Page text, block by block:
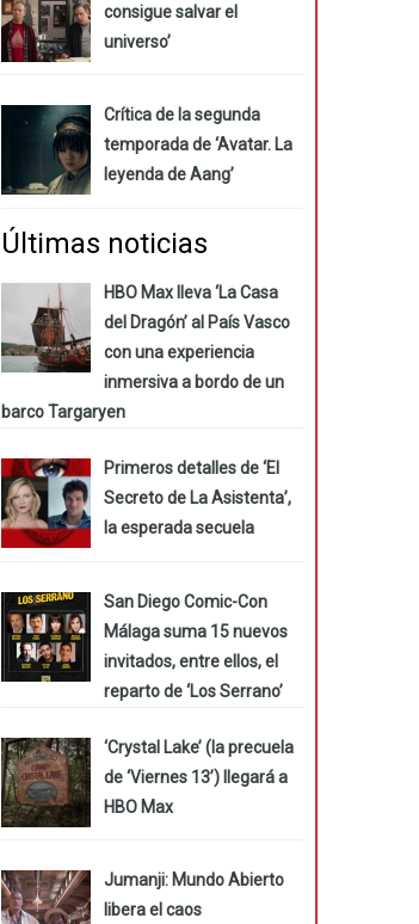
consigue salvar el
universo’
Crítica de la segunda
temporada de ‘Avatar. La
leyenda de Aang’
Últimas noticias
HBO Max lleva ‘La Casa
del Dragón’ al País Vasco
con una experiencia
inmersiva a bordo de un
barco Targaryen
Primeros detalles de ‘El
Secreto de La Asistenta’,
la esperada secuela
San Diego Comic-Con
Málaga suma 15 nuevos
invitados, entre ellos, el
reparto de ‘Los Serrano’
‘Crystal Lake’ (la precuela
de ‘Viernes 13’) llegará a
HBO Max
Jumanji: Mundo Abierto
libera el caos